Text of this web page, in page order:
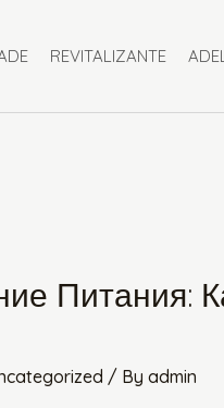
REVITALIZANTE
Питания:
/ By admin